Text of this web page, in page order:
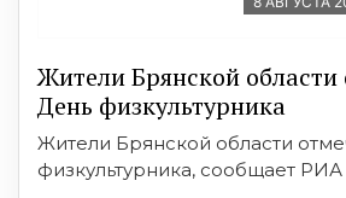
Жители Брянской
День физкультурника
Жители Брянской области
физкультурника, сообщает РИА